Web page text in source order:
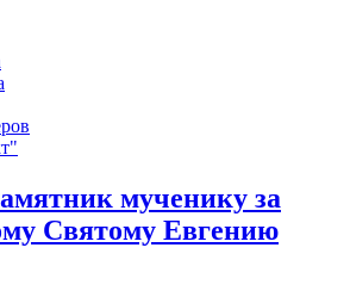
мученику за
Святому Евгению